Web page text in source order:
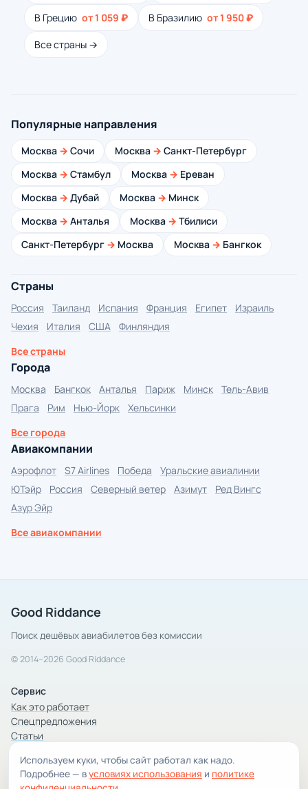
В Грецию от 1 059 ₽ В Бразилию от 1 950 ₽
Все страны →
Популярные направления
Москва → Сочи Москва → Санкт-Петербург
Москва → Стамбул Москва → Ереван
Москва → Дубай Москва → Минск
Москва → Анталья Москва → Тбилиси
Санкт-Петербург → Москва Москва → Бангкок
Страны
Россия Таиланд Испания Франция Египет
Израиль
Чехия
Италия США
Финляндия
Все страны
Города
Москва Бангкок Анталья Париж Минск
Тель-Авив
Прага
Рим Нью-Йорк
Хельсинки
Все города
Авиакомпании
Аэрофлот S7 Airlines Победа
Уральские авиалинии
ЮТэйр
Россия Северный ветер Азимут
Ред Вингс
Азур Эйр
Все авиакомпании
Good Riddance
Поиск дешёвых авиабилетов без комиссии
© 2014–2026 Good Riddance
Сервис
Как это работает
Спецпредложения
Статьи
Компания
Компания и контакты
Используем куки, чтобы сайт работал как надо.
Подробнее — вусловиях использования и политике